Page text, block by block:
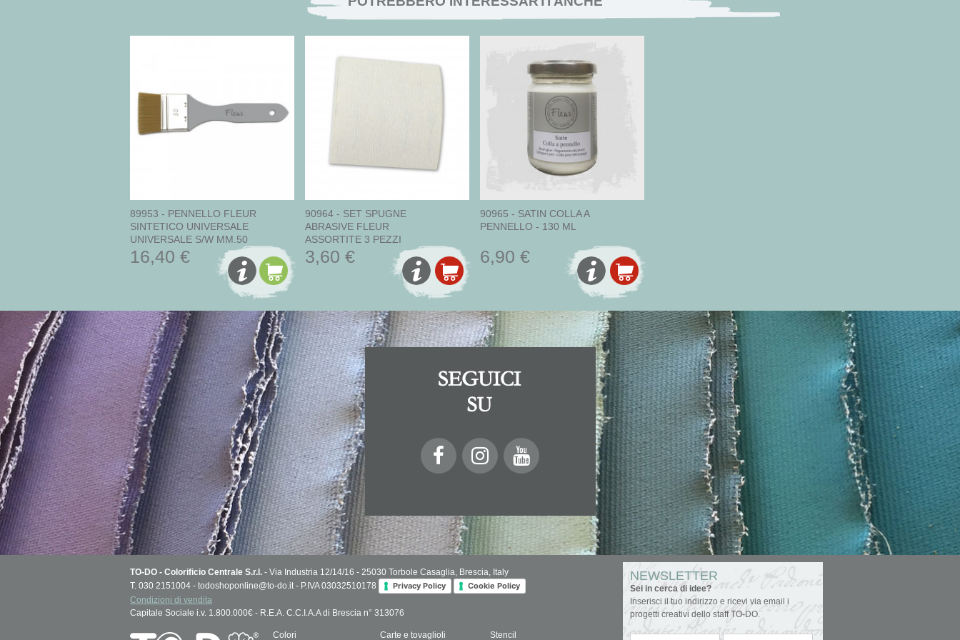
89953 - PENNELLO FLEUR
SINTETICO UNIVERSALE
UNIVERSALE S/W MM.50
16,40 €
90964 - SET SPUGNE
ABRASIVE FLEUR
ASSORTITE 3 PEZZI
3,60 €
90965 - SATIN COLLA A
PENNELLO - 130 ML
6,90 €
TO-DO - Colorificio Centrale S.r.l. - Via Industria 12/14/16 - 25030 Torbole Casaglia, Brescia, Italy
T. 030 2151004 - todoshoponline@to-do.it - P.IVA 03032510178
Privacy Policy
Cookie Policy
Condizioni di vendita
Capitale Sociale i.v. 1.800.000€ - R.E.A. C.C.I.A.A di Brescia n° 313076
NEWSLETTER
Sei in cerca di idee?
Inserisci il tuo indirizzo e ricevi via email i
progetti creativi dello staff TO-DO.
Colori Carte e tovaglioli Stencil